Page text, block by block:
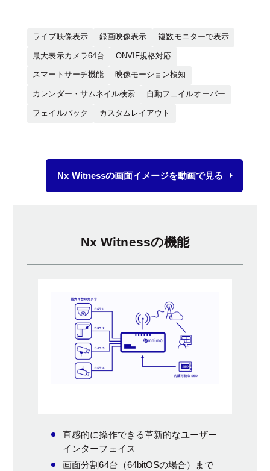
ライブ映像表示 録画映像表示 複数モニターで表示
最大表示カメラ64台 ONVIF規格対応
スマートサーチ機能 映像モーション検知
カレンダー・サムネイル検索 自動フェイルオーバー
フェイルバック カスタムレイアウト
Nx Witnessの画面イメージを動画で見る
Nx Witnessの機能
直感的に操作できる革新的なユーザー
インターフェイス
画面分割64台（64bitOSの場合）まで